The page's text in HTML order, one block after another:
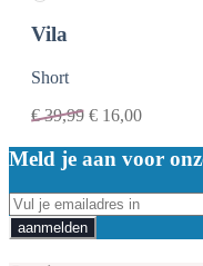
Vila
Short
€39,99 € 16,00
Meld je aan voor
aanmelden